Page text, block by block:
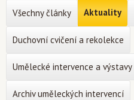
Všechny články Aktuality
Duchovní cvičení a rekolekce
Umělecké intervence a výstavy
Archiv uměleckých intervencí